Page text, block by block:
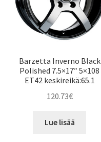
Barzetta Inverno Black
Polished 7.5×17″ 5×108
ET42 keskireikä:65.1
120.73€
Lue lisää